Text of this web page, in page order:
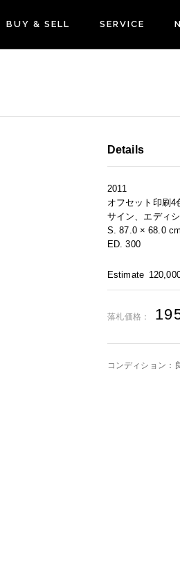
BUY & SELL SERVICE
Details
2011
オフセット印刷4
サイン、エディ
S. 87.0 × 68.0
ED. 300
Estimate
落札価格：
コンディション：